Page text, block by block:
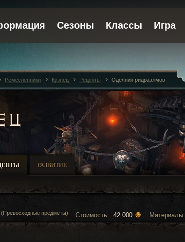
РАЗВИТИЕ
Материалы:
Стоимость: 42 000
(Превосходные предметы)
Ремесленники Кузнец Рецепты Одеяния ридраэлмов